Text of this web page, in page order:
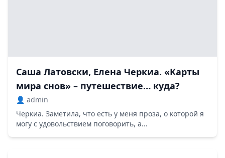
Саша Латовски, Елена Черкиа. «Карты
мира снов» – путешествие… куда?
👤 admin
Черкиа. Заметила, что есть у меня проза, о которой я
могу с удовольствием поговорить, а...